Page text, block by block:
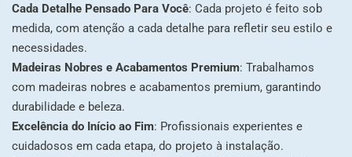
Cada Detalhe Pensado Para Você: Cada projeto é feito sob
medida, com atenção a cada detalhe para refletir seu estilo e
necessidades.
Madeiras Nobres e Acabamentos Premium: Trabalhamos
com madeiras nobres e acabamentos premium, garantindo
durabilidade e beleza.
Excelência do Início ao Fim: Profissionais experientes e
cuidadosos em cada etapa, do projeto à instalação.